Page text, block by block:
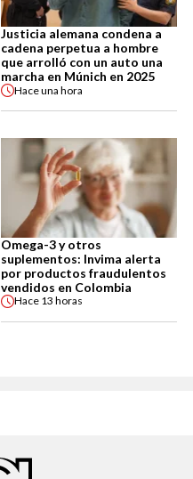
Justicia alemana condena a
cadena perpetua a hombre
que arrolló con un auto una
marcha en Múnich en 2025
Haceuna hora
Omega-3 y otros
suplementos: Invima alerta
por productos fraudulentos
vendidos en Colombia
Hace 13 horas